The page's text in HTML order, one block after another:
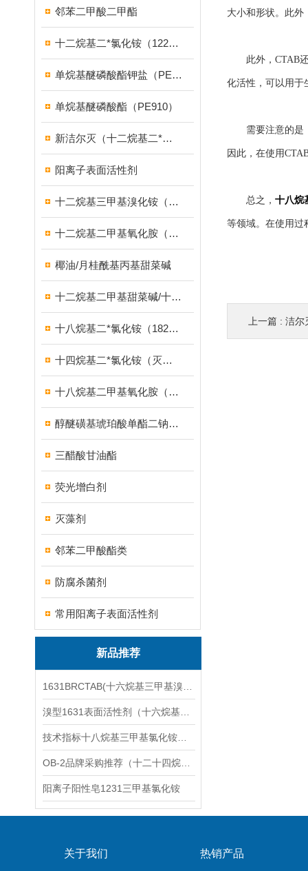
邻苯二甲酸二甲酯
十二烷基二*氯化铵（1227）
单烷基醚磷酸酯钾盐（PE939）
单烷基醚磷酸酯（PE910）
新洁尔灭（十二烷基二*溴化铵）
阳离子表面活性剂
十二烷基三甲基溴化铵（1231溴型）
十二烷基二甲基氧化胺（OB-2调理剂）
椰油/月桂酰基丙基甜菜碱
十二烷基二甲基甜菜碱/十二烷基二甲基胺乙内酯/BS-12
十八烷基二*氯化铵（1827）
十四烷基二*氯化铵（灭藻剂FN7326）
十八烷基二甲基氧化胺（OB-8调理剂）
醇醚磺基琥珀酸单酯二钠盐（MES）
三醋酸甘油酯
荧光增白剂
灭藻剂
邻苯二甲酸酯类
防腐杀菌剂
常用阳离子表面活性剂
新品推荐
阳离子阳性皂1231三甲基氯化铵
大小和形状。此外
此外，CTAB还
化活性，可以用于
需要注意的是，
因此，在使用
总之， 十八烷
等领域。在使用过
上一篇 : 洁尔
关于我们 热销产品